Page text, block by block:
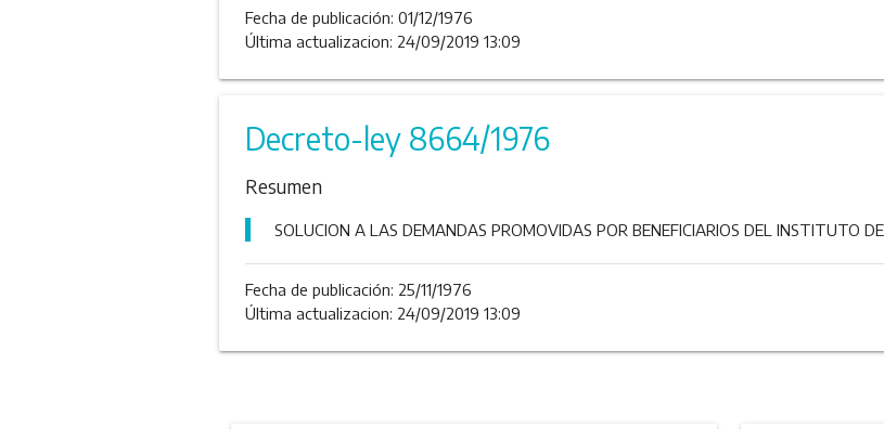
Fecha de publicación: 01/12/1976
Última actualizacion: 24/09/2019 13:09
Decreto-ley 8664/1976
Resumen
SOLUCION A LAS DEMANDAS PROMOVIDAS POR BENEFICIARIOS DEL INSTITUTO DE
Fecha de publicación: 25/11/1976
Última actualizacion: 24/09/2019 13:09